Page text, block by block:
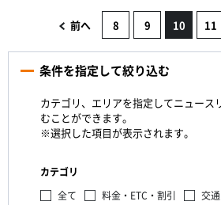
前へ 8 9 10 11
条件を指定して絞り込む
カテゴリ、エリアを指定してニュース
むことができます。
※選択した項目が表示されます。
カテゴリ
全て
料金・ETC・割引
交